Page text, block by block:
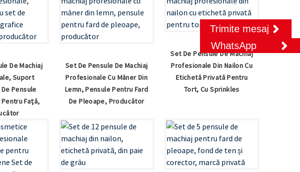
De Machiaj
Suport
Pensule
Față,
Set De Pensule De Machiaj
Profesionale Cu Mâner Din
Lemn, Pensule Pentru Fard
De Pleoape, Producător
Set De Pensule De Machiaj
Profesionale Din Nailon Cu
Etichetă Privată Pentru
Tort, Cu Sprinkles
Trimite mesaj
WhatsApp